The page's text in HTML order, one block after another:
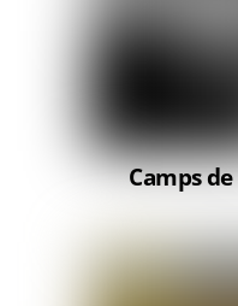
Camps